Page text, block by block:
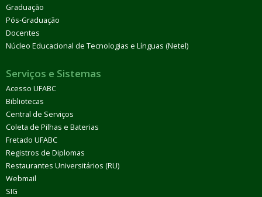
Graduação
Pós-Graduação
Docentes
Núcleo Educacional de Tecnologias e Línguas (Netel)
Serviços e Sistemas
Acesso UFABC
Bibliotecas
Central de Serviços
Coleta de Pilhas e Baterias
Fretado UFABC
Registros de Diplomas
Restaurantes Universitários (RU)
Webmail
SIG